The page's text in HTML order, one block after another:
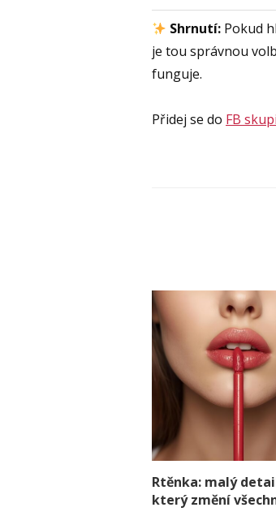
Shrnutí: Pokud
je tou správnou
funguje.
Přidej se do FB
Rtěnka: malý
který změní